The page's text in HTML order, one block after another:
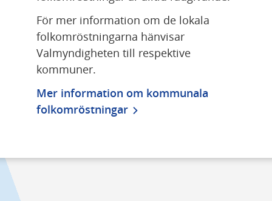
För mer information om de lokala
folkomröstningarna hänvisar
Valmyndigheten till respektive
kommuner.
Mer information om kommunala
folkomröstningar